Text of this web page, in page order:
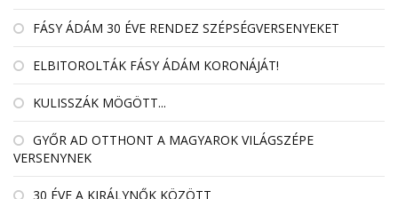
FÁSY ÁDÁM 30 ÉVE RENDEZ SZÉPSÉGVERSENYEKET
ELBITOROLTÁK FÁSY ÁDÁM KORONÁJÁT!
KULISSZÁK MÖGÖTT...
GYŐR AD OTTHONT A MAGYAROK VILÁGSZÉPE
VERSENYNEK
30 ÉVE A KIRÁLYNŐK KÖZÖTT